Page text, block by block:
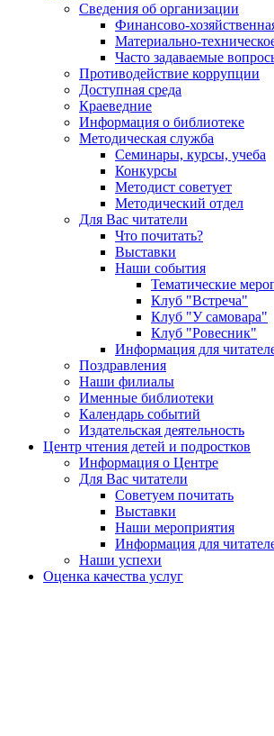
Сведения об организации
Финансово-
Материально-
Часто задаваемые
Противодействие коррупции
Доступная среда
Краеведние
Информация о библиотеке
Методическая служба
Семинары, курсы, учеба
Конкурсы
Методист советует
Методический отдел
Для Вас читатели
Что почитать?
Выставки
Наши события
Тематические
Клуб "Встреча"
Клуб "У самовара"
Клуб "Ровесник"
Информация для
Поздравления
Наши филиалы
Именные библиотеки
Календарь событий
Издательская деятельность
Центр чтения детей и подростков
Информация о Центре
Для Вас читатели
Советуем почитать
Выставки
Наши мероприятия
Информация для
Наши успехи
Оценка качества услуг